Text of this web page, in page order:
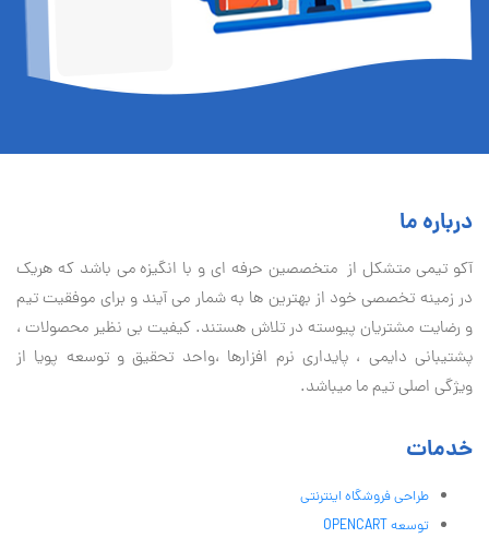
درباره ما
آكو تيمی متشکل از متخصصین حرفه ای و با انگیزه می باشد که هریک
در زمینه تخصصی خود از بهترین ها به شمار می آیند و برای موفقیت تيم
و رضایت مشتریان پیوسته در تلاش هستند. کیفیت بی نظير محصولات ،
پشتیبانی دايمی ، پایداری نرم افزارها ،واحد تحقیق و توسعه پویا از
ویژگی اصلی تیم ما میباشد.
خدمات
طراحی فروشگاه اینترنتی
توسعه OPENCART